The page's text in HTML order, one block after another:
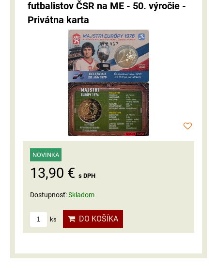
futbalistov ČSR na ME - 50. výročie -
Privátna karta
NOVINKA
13,90 € s DPH
Dostupnosť:Skladom
ks DO KOŠÍKA